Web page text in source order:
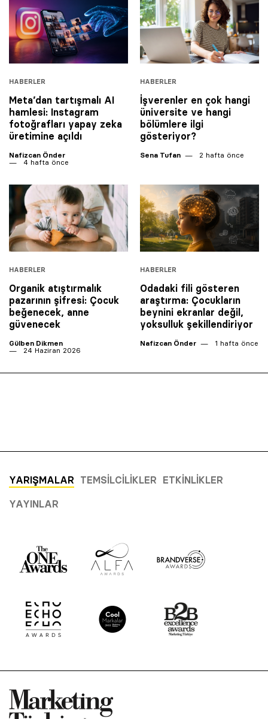
HABERLER
Meta’dan tartışmalı AI
hamlesi: Instagram
fotoğrafları yapay zeka
üretimine açıldı
Nafizcan Önder
4 hafta önce
HABERLER
İşverenler en çok hangi
üniversite ve hangi
bölümlere ilgi
gösteriyor?
Sena Tufan 2 hafta önce
HABERLER
Organik atıştırmalık
pazarının şifresi: Çocuk
beğenecek, anne
güvenecek
Gülben Dikmen
24 Haziran 2026
HABERLER
Odadaki fili gösteren
araştırma: Çocukların
beynini ekranlar değil,
yoksulluk şekillendiriyor
Nafizcan Önder 1 hafta önce
YARIŞMALAR TEMSILCILIKLER ETKINLIKLER
YAYINLAR